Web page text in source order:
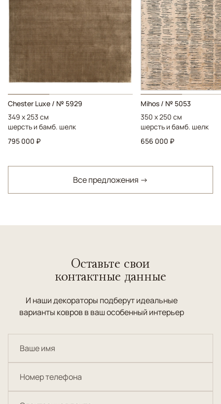
Chester Luxe / № 5929
349 x 253 см
шерсть и бамб. шелк
795 000 ₽
Mihos / № 5053
350 x 250 см
шерсть и бамб. шелк
656 000 ₽
Все предложения →
Оставьте свои
контактные данные
И наши декораторы подберут идеальные
варианты ковров в ваш особенный интерьер